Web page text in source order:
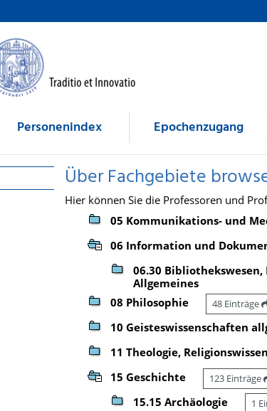
Personenindex Epochenzugang
Über Fachgebiete
Hier können Sie die Professoren und
05 Kommunikations- und
06 Information und
06.30
Allgemeines
08 Philosophie 48 Einträge
10 Geisteswissenschaften
11 Theologie,
15 Geschichte 123 Einträge
15.15 Archäologie 1